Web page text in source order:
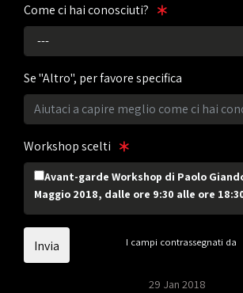
Come ci hai conosciuti?
Se "Altro", per favore specifica
Workshop scelti
Avant-garde Workshop di Paolo
Maggio 2018, dalle ore 9:30 alle ore
I campi contrassegnati da
29 Jan 2018